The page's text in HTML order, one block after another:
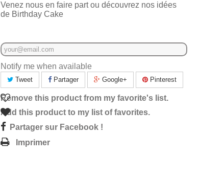
Venez nous en faire part ou découvrez nos idées
de Birthday Cake
Notify me when available
Tweet Partager Google+ Pinterest
Remove this product from my favorite's list.
Add this product to my list of favorites.
Partager sur Facebook !
Imprimer